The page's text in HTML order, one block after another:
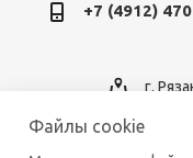
+7 (4912)
г.
Файлы cookie